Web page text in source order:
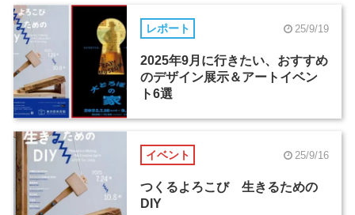
レポート 25/9/19
2025年9月に行きたい、おすすめ
のデザイン展示＆アートイベン
ト6選
イベント 25/9/16
つくるよろこび 生きるための
DIY